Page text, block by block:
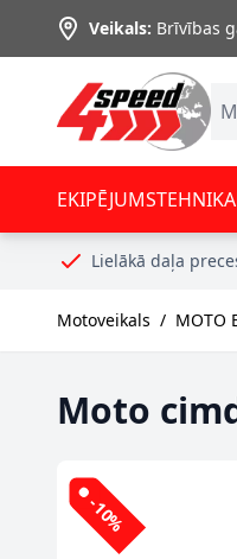
Skip to Content
Veikals: Brīvības
EKIPĒJUMSTEHNIKA
Lielākā daļa
Motoveikals / MOTO
Moto
-10%